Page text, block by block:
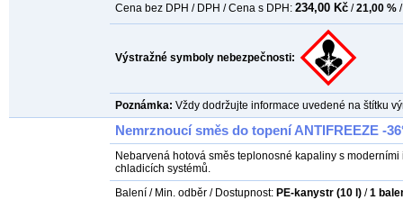
Cena bez DPH / DPH / Cena s DPH: 234,00 Kč / 21,00 % /
Výstražné symboly nebezpečnosti:
Poznámka: Vždy dodržujte informace uvedené na štítku
Nemrznoucí směs do topení ANTIFREEZE -
Nebarvená hotová směs teplonosné kapaliny s
chladicích systémů.
Balení / Min. odběr / Dostupnost: PE-kanystr (10 l) / 1